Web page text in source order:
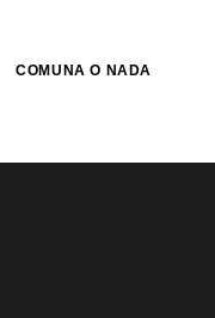
COMUNA O NADA